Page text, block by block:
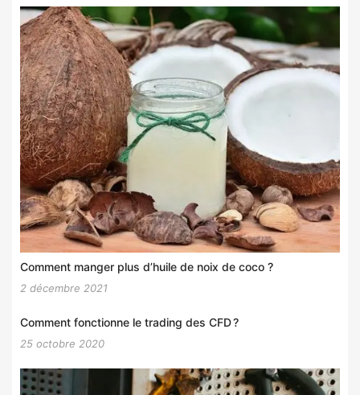
Comment manger plus d’huile de noix de coco ?
2 décembre 2021
Comment fonctionne le trading des CFD ?
25 octobre 2020